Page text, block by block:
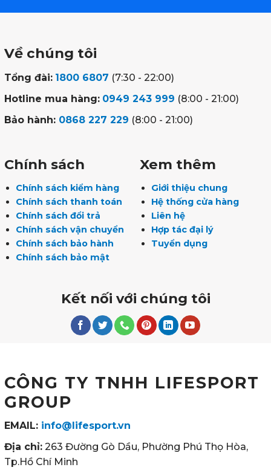
Về chúng tôi
Tổng đài: 1800 6807 (7:30 - 22:00)
Hotline mua hàng: 0949 243 999 (8:00 - 21:00)
Bảo hành: 0868 227 229 (8:00 - 21:00)
Chính sách
Chính sách kiểm hàng
Chính sách thanh toán
Chính sách đổi trả
Chính sách vận chuyển
Chính sách bảo hành
Chính sách bảo mật
Xem thêm
Giới thiệu chung
Hệ thống cửa hàng
Liên hệ
Hợp tác đại lý
Tuyển dụng
Kết nối với chúng tôi
CÔNG TY TNHH LIFESPORT
GROUP
EMAIL: info@lifesport.vn
Địa chỉ: 263 Đường Gò Dầu, Phường Phú Thọ Hòa,
Tp.Hồ Chí Minh